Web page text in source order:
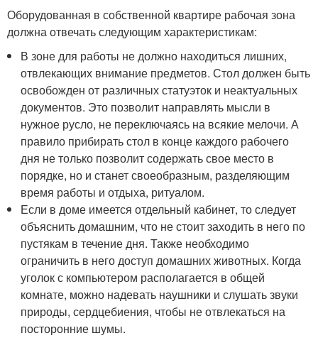
Оборудованная в собственной квартире рабочая зона
должна отвечать следующим характеристикам:
В зоне для работы не должно находиться лишних,
отвлекающих внимание предметов. Стол должен быть
освобожден от различных статуэток и неактуальных
документов. Это позволит направлять мысли в
нужное русло, не переключаясь на всякие мелочи. А
правило прибирать стол в конце каждого рабочего
дня не только позволит содержать свое место в
порядке, но и станет своеобразным, разделяющим
время работы и отдыха, ритуалом.
Если в доме имеется отдельный кабинет, то следует
объяснить домашним, что не стоит заходить в него по
пустякам в течение дня. Также необходимо
ограничить в него доступ домашних животных. Когда
уголок с компьютером располагается в общей
комнате, можно надевать наушники и слушать звуки
природы, сердцебиения, чтобы не отвлекаться на
посторонние шумы.